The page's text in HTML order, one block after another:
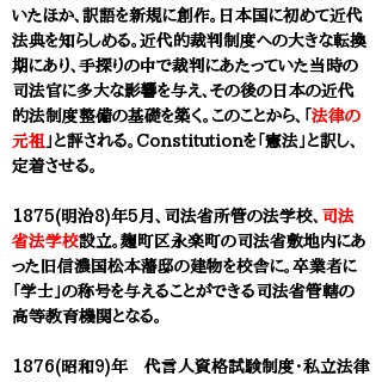
いたほか、訳語を新規に創作。日本国に初めて近代
法典を知らしめる。近代的裁判制度への大きな転換
期にあり、手探りの中で裁判にあたっていた当時の
司法官に多大な影響を与え、その後の日本の近代
的法制度整備の基礎を築く。このことから、「 法律の
元祖 」と評される。Constitutionを「憲法」と訳し、
定着させる。
1875(明治8)年5月、司法省所管の法学校、 司法
省法学校設立。麹町区永楽町の司法省敷地内にあ
った旧信濃国松本藩邸の建物を校舎に。卒業者に
「学士」の称号を与えることができる司法省管轄の
高等教育機関 となる。
1876(昭和9)年 代言人資格試験制度・私立法律